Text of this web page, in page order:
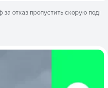
за отказ пропустить скорую